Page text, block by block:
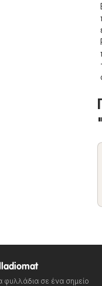
φυλλάδια σε ένα σημείο